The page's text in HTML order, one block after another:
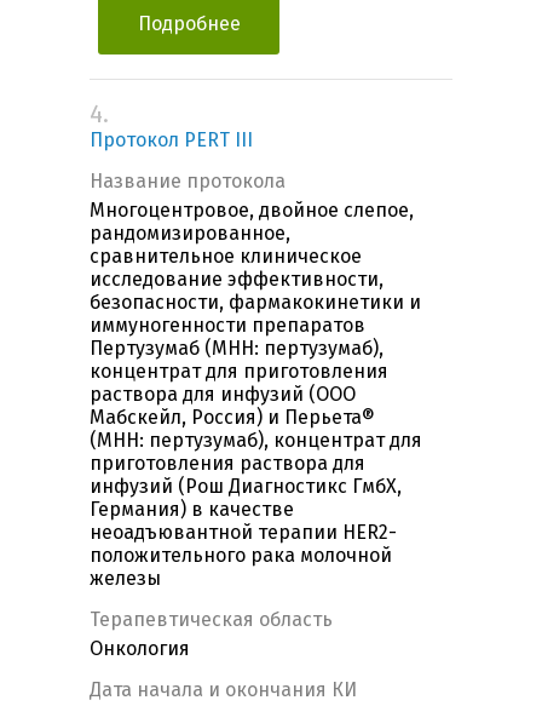
Подробнее
4.
Протокол PERT III
Название протокола
Многоцентровое, двойное слепое,
рандомизированное,
сравнительное клиническое
исследование эффективности,
безопасности, фармакокинетики и
иммуногенности препаратов
Пертузумаб (МНН: пертузумаб),
концентрат для приготовления
раствора для инфузий (ООО
Мабскейл, Россия) и Перьета®
(МНН: пертузумаб), концентрат для
приготовления раствора для
инфузий (Рош Диагностикс ГмбХ,
Германия) в качестве
неоадъювантной терапии HER2-
положительного рака молочной
железы
Терапевтическая область
Онкология
Дата начала и окончания КИ